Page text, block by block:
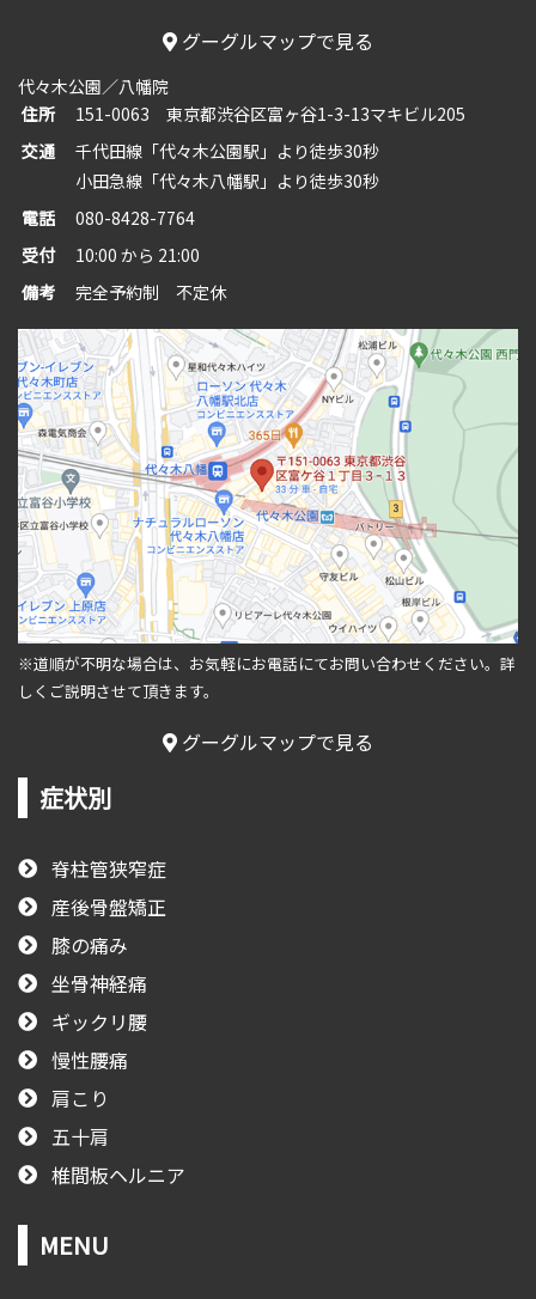
グーグルマップで見る
代々木公園／八幡院
住所
151-0063 東京都渋谷区富ヶ谷1-3-13マキビル205
交通
千代田線「代々木公園駅」より徒歩30秒
小田急線「代々木八幡駅」より徒歩30秒
電話
080-8428-7764
受付
10:00 から 21:00
備考
完全予約制 不定休
※道順が不明な場合は、お気軽にお電話にてお問い合わせください。 詳
しくご説明させて頂きます。
グーグルマップで見る
症状別
脊柱管狭窄症
産後骨盤矯正
膝の痛み
坐骨神経痛
ギックリ腰
慢性腰痛
肩こり
五十肩
椎間板ヘルニア
MENU